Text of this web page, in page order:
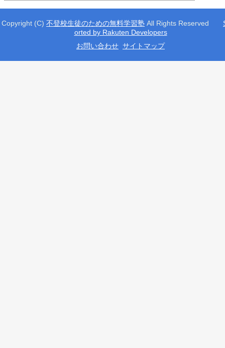
Copyright (C) 不登校生徒のための無料学習塾 All Rights Reserved
orted by Rakuten Developers
お問い合わせ サイトマップ